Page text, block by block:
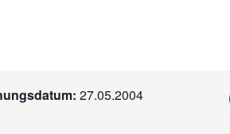
27.05.2004